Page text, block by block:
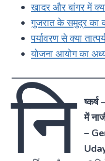
खादर और बांगर में
गुजरात के समुद्र का
पर्यावरण से क्या
योजना आयोग का
नि ष्कर्ष
में
–